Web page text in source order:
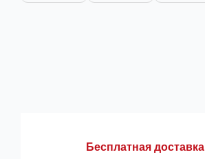
Бесплатная доставка